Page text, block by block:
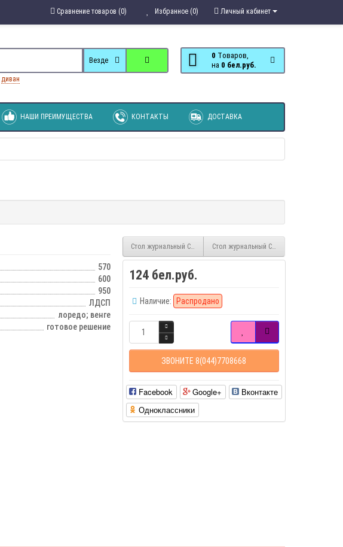
Личный кабинет
Избранное (0)
Сравнение товаров (0)
0 Tоваров,
на
0 бел.руб.
Везде
диван
НАШИ ПРЕИМУЩЕСТВА КОНТАКТЫ ДОСТАВКА
570
600
950
ЛДСП
лоредо; венге
готовое решение
Стол журнальный Соренто Стол журнальный Статус 2
124 бел.руб.
Наличие: Распродано
ЗВОНИТЕ 8(044)7708668
Facebook Google+
Вконтакте
Одноклассники